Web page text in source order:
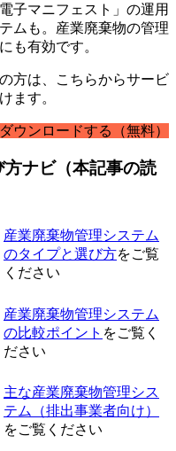
子マニフェスト」の運用
ムも。産業廃棄物の管理
も有効です。
方は、こちらからサービ
ます。
ウンロードする（無料）
ナビ（本記事の読
産業廃棄物管理システム
のタイプと選び方をご覧
ください
産業廃棄物管理システム
の比較ポイント をご覧く
ださい
主な産業廃棄物管理シス
テム（排出事業者向け）
をご覧ください